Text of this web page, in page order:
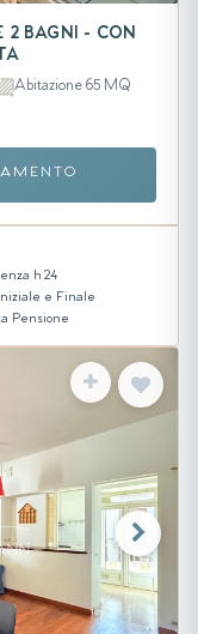
2 BAGNI - CON
Abitazione 65 MQ
h 24
e Finale
Pensione